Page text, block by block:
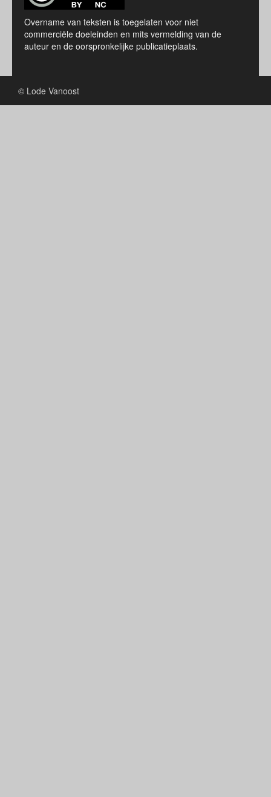
Overname van teksten is toegelaten voor niet
commerciële doeleinden en mits vermelding van de
auteur en de oorspronkelijke publicatieplaats.
© Lode Vanoost